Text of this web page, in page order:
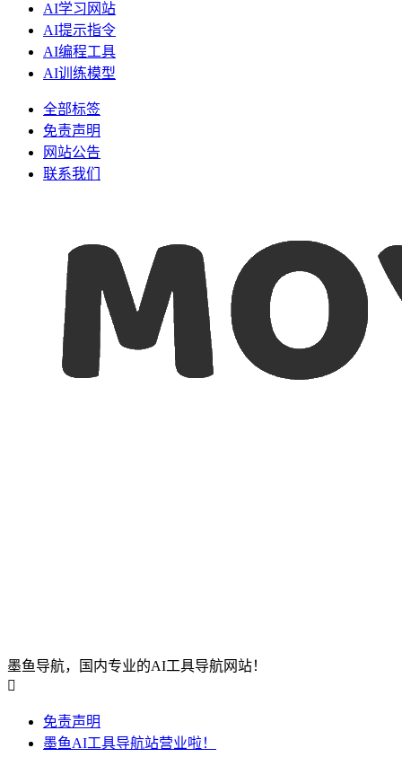
AI学习网站
AI提示指令
AI编程工具
AI训练模型
全部标签
免责声明
网站公告
联系我们
墨鱼导航，国内专业的AI工具导航网站！

免责声明
墨鱼AI工具导航站营业啦！